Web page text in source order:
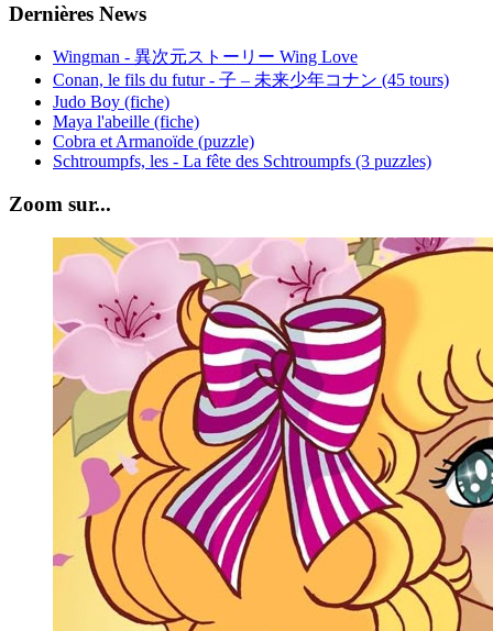
Dernières News
Wingman - 異次元ストーリー Wing Love
Conan, le fils du futur - 子 – 未来少年コナン (45 tours)
Judo Boy (fiche)
Maya l'abeille (fiche)
Cobra et Armanoïde (puzzle)
Schtroumpfs, les - La fête des Schtroumpfs (3 puzzles)
Zoom sur...